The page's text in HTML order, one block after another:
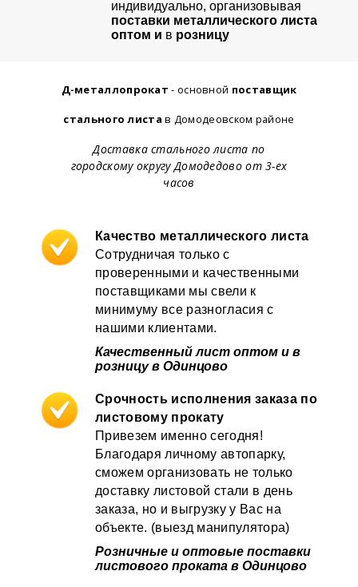
индивидуально, организовывая
поставки металлического листа
оптом и в розницу
Д-металлопрокат- основной поставщик
стального листав Домодеовском районе
Доставка стального листа по
городскому округу Домодедово от 3-ех
часов
Качество металлического листа
Сотрудничая только с
проверенными и качественными
поставщиками мы свели к
минимуму все разногласия с
нашими клиентами.
Качественный лист оптом и в
розницу в Одинцово
Срочность исполнения заказа по
листовому прокату
Привезем именно сегодня!
Благодаря личному автопарку,
сможем организовать не только
доставку листовой стали в день
заказа, но и выгрузку у Вас на
объекте. (выезд манипулятора)
Розничные и оптовые поставки
листового проката в Одинцово